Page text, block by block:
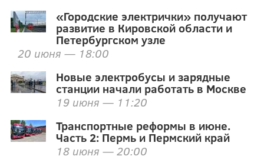
«Городские электрички» получают
развитие в Кировской области и
Петербургском узле
20 июня — 18:00
Новые электробусы и зарядные
станции начали работать в Москве
19 июня — 11:20
Транспортные реформы в июне.
Часть 2: Пермь и Пермский край
18 июня — 20:00